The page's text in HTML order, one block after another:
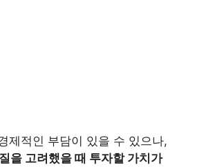
제적인 부담이 있을 수 있으나,
을 고려했을 때 투자할 가치가